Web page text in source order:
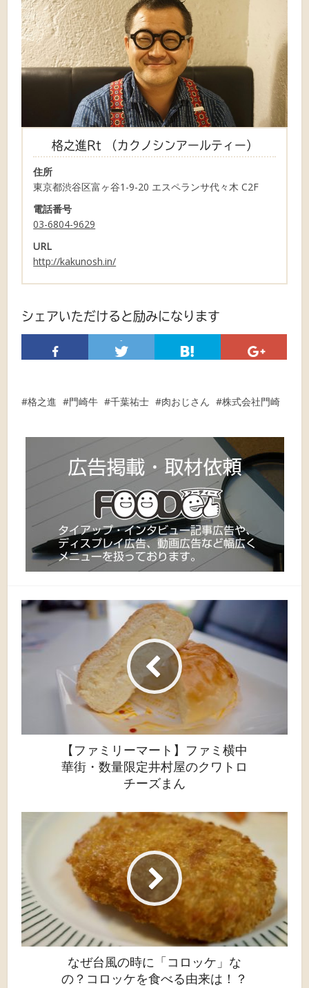
格之進Rt （カクノシンアールティー）
住所
東京都渋谷区富ヶ谷1-9-20 エスペランサ代々木 C2F
電話番号
03-6804-9629
URL
http://kakunosh.in/
シェアいただけると励みになります
-
格之進 門崎牛 千葉祐士 肉おじさん 株式会社門崎
【ファミリーマート】ファミ横中
華街・数量限定井村屋のクワトロ
チーズまん
なぜ台風の時に「コロッケ」な
の？コロッケを食べる由来は！？